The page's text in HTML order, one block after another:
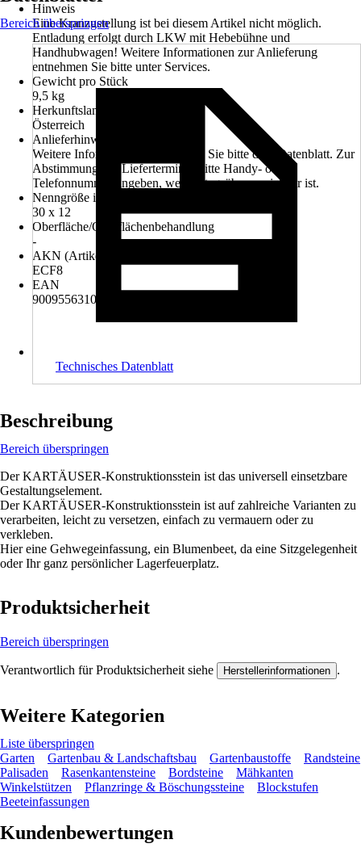
Hinweis
Eine Kranzustellung ist bei diesem Artikel nicht möglich.
Entladung erfolgt durch LKW mit Hebebühne und
Handhubwagen! Weitere Informationen zur Anlieferung
entnehmen Sie bitte unter Services.
Gewicht pro Stück
9,5 kg
Herkunftsland
Österreich
Anlieferhinweis
Weitere Informationen entnehmen Sie bitte dem Datenblatt. Zur
Abstimmung des Liefertermines bitte Handy- oder
Telefonnummer angeben, welche tagsüber erreichbar ist.
Nenngröße in cm
30 x 12
Oberfläche/Oberflächenbehandlung
-
AKN (Artikelkurznummer)
ECF8
EAN
9009556310831
Bereich überspringen
Technisches Datenblatt
Beschreibung
Bereich überspringen
Der KARTÄUSER-Konstruktionsstein ist das universell einsetzbare
Gestaltungselement.
Der KARTÄUSER-Konstruktionsstein ist auf zahlreiche Varianten zu
verarbeiten, leicht zu versetzen, einfach zu vermauern oder zu
verkleben.
Hier eine Gehwegeinfassung, ein Blumenbeet, da eine Sitzgelegenheit
oder Ihr ganz persönlicher Lagerfeuerplatz.
Produktsicherheit
Bereich überspringen
Verantwortlich für Produktsicherheit siehe Herstellerinformationen .
Weitere Kategorien
Liste überspringen
Garten
Gartenbau & Landschaftsbau Gartenbaustoffe
Randsteine
Palisaden
Rasenkantensteine Bordsteine
Mähkanten
Winkelstützen
Pflanzringe & Böschungssteine
Blockstufen
Beeteinfassungen
Kundenbewertungen